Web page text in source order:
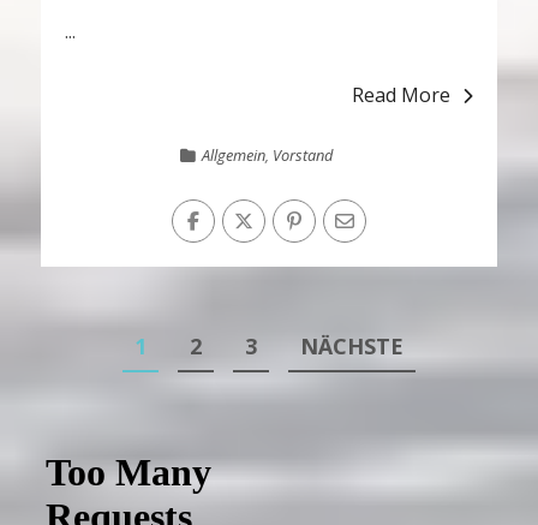
...
Read More
Allgemein, Vorstand
Seitennummerierung
1 2 3 NÄCHSTE